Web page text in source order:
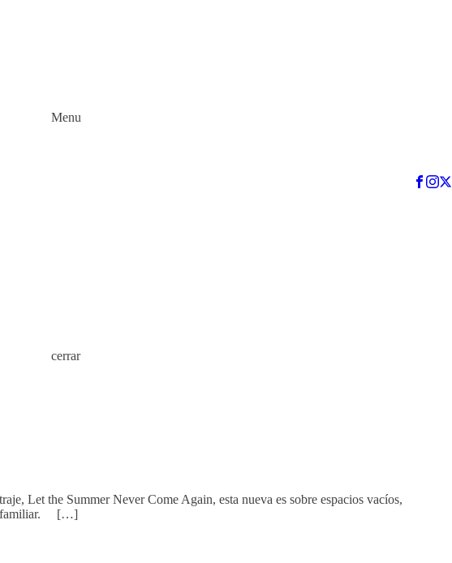
Menu
cerrar
Let the Summer Never Come Again, esta nueva es sobre espacios vacíos,
y familiar. […]